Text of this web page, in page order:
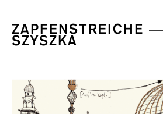
ZAPFENSTREICHE
SZYSZKA